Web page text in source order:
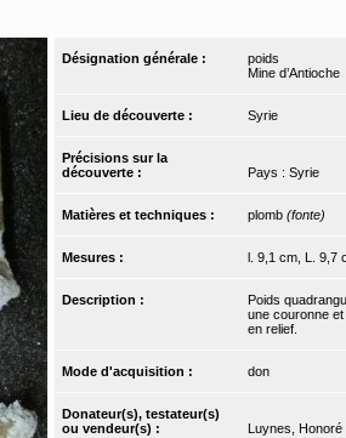
Désignation générale :
poids
Mine d’Antioche
Lieu de découverte : Syrie
Précisions sur la
découverte :
Pays : Syrie
Matières et techniques : plomb (fonte)
Mesures : l. 9,1 cm, L. 9,7
Description :
Poids
une couronne
en relief.
Mode d'acquisition : don
Donateur(s), testateur(s)
ou vendeur(s) :
Luynes, Honoré